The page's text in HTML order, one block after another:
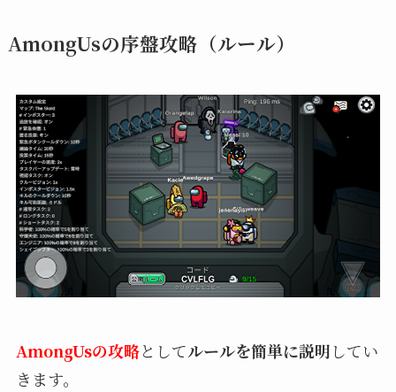
AmongUsの序盤攻略（ルール）
AmongUsの攻略としてルールを簡単に説明してい
きます。